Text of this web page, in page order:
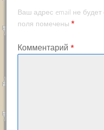
Ваш адрес email не будет
поля помечены *
Комментарий *